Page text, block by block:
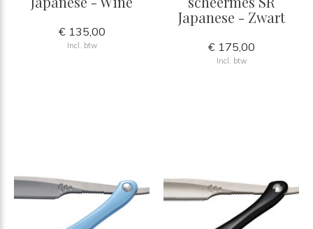
€ 135,00
Incl. btw
Japanese - Zwart
€ 175,00
Incl. btw